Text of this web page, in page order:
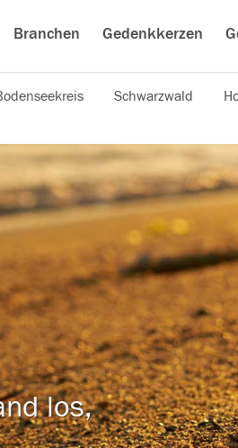
Branchen Gedenkkerzen
Schwarzwald
los,